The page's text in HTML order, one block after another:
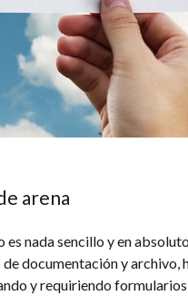
arena
nada sencillo y en
de documentación y
y requiriendo